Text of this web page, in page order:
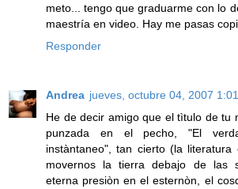
meto... tengo que graduarme con lo
maestría en video. Hay me pasas
Responder
Andrea jueves, octubre 04, 2007
He de decir amigo que el tìtulo de tu
punzada en el pecho, "El
instàntaneo", tan cierto (la
movernos la tierra debajo de las
eterna presiòn en el esternòn, el